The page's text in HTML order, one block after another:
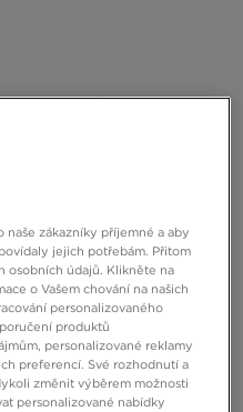
ČISTÍCÍ PROSTŘEDEK FOAM
Kč
naše zákazníky příjemné a aby
jejich potřebám. Přitom
osobních údajů. Klikněte na
o Vašem chování na našich
personalizovaného
produktů
personalizované reklamy
preferencí. Své rozhodnutí a
změnit výběrem možnosti
personalizované nabídky